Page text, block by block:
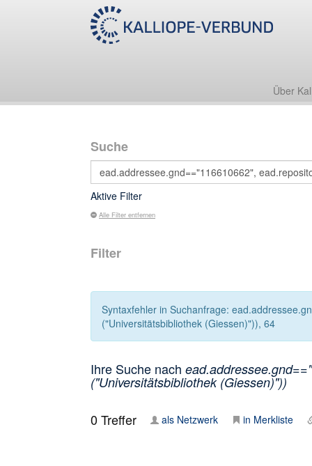
Über
Suche
Aktive Filter
Alle Filter entfernen
Filter
Syntaxfehler in Suchanfrage:
("Universitätsbibliothek (Giessen)")), 64
Ihre Suche nach
("Universitätsbibliothek (Giessen)"))
0Treffer als Netzwerk in Merkliste